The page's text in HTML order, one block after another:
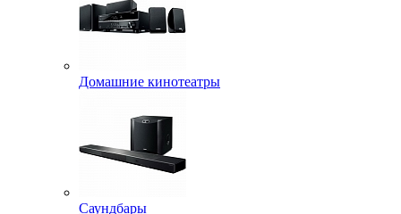
Домашние кинотеатры
Саундбары